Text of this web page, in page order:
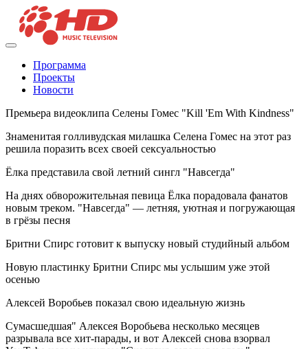
Программа
Проекты
Новости
Премьера видеоклипа Селены Гомес "Kill 'Em With Kindness"
Знаменитая голливудская милашка Селена Гомес на этот раз
решила поразить всех своей сексуальностью
Ёлка представила свой летний сингл "Навсегда"
На днях обворожительная певица Ёлка порадовала фанатов
новым треком. "Навсегда" — летняя, уютная и погружающая
в грёзы песня
Бритни Спирс готовит к выпуску новый студийный альбом
Новую пластинку Бритни Спирс мы услышим уже этой
осенью
Алексей Воробьев показал свою идеальную жизнь
Сумасшедшая" Алексея Воробьева несколько месяцев
разрывала все хит-парады, и вот Алексей снова взорвал